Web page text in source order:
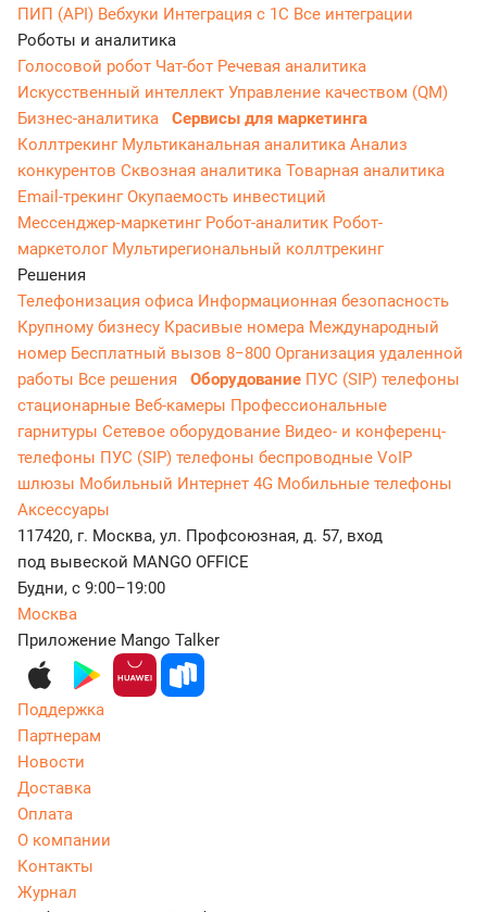
ПИП (API) Вебхуки Интеграция с 1С Все интеграции
Роботы и аналитика
Голосовой робот Чат-бот Речевая аналитика
Искусственный интеллект Управление качеством (QM)
Бизнес-аналитика
Сервисы для маркетинга
Коллтрекинг Мультиканальная аналитика Анализ
конкурентов Сквозная аналитика Товарная аналитика
Email-трекингОкупаемость инвестиций
Мессенджер‑маркетинг Робот-аналитик Робот-
маркетолог Мультирегиональный коллтрекинг
Решения
Телефонизация офиса Информационная безопасность
Крупному бизнесу Красивые номера Международный
номер Бесплатный вызов 8−800 Организация удаленной
работы Все решения Оборудование ПУС (SIP) телефоны
стационарные Веб-камеры Профессиональные
гарнитуры Сетевое оборудование Видео- и конференц-
телефоны ПУС (SIP) телефоны беспроводные VoIP
шлюзы Мобильный Интернет 4G Мобильные телефоны
Аксессуары
117420, г. Москва, ул. Профсоюзная, д. 57, вход
под вывеской MANGO OFFICE
Будни, с 9:00–19:00
Москва
Приложение Mango Talker
Поддержка
Партнерам
Новости
Доставка
Оплата
О компании
Контакты
Журнал